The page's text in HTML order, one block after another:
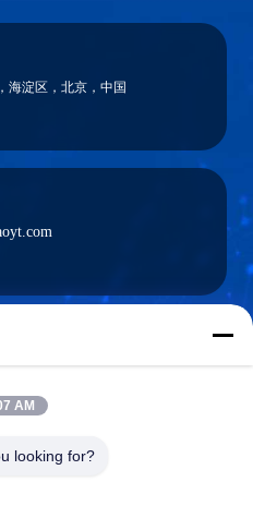
海淀区，北京，中国
AM
looking for?